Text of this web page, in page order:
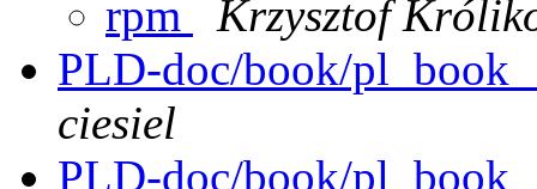
rpm
Krzysztof
PLD-doc/book/
ciesiel
PLD-doc/book/